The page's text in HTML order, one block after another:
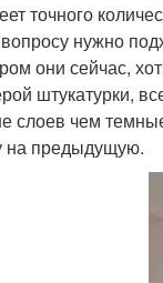
точного
нужно
они сейчас,
штукатурки,
слоев чем
на предыдущую.